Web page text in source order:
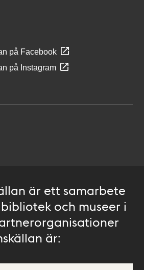
på Facebook
på Instagram
är ett samarbete
och museer i
är: